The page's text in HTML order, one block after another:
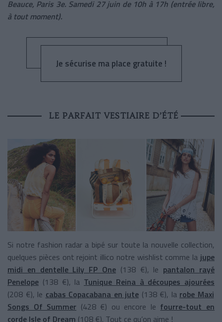
Beauce, Paris 3e. Samedi 27 juin de 10h à 17h (entrée libre,
à tout moment).
Je sécurise ma place gratuite !
LE PARFAIT VESTIAIRE D’ÉTÉ
Si notre fashion radar a bipé sur toute la nouvelle collection,
quelques pièces ont rejoint illico notre wishlist comme la jupe
midi en dentelle Lily FP One (138 €), le pantalon rayé
Penelope (138 €), la Tunique Reina à découpes ajourées
(208 €), le cabas Copacabana en jute (138 €), la robe Maxi
Songs Of Summer (428 €) ou encore le fourre-tout en
corde Isle of Dream (108 €). Tout ce qu’on aime !